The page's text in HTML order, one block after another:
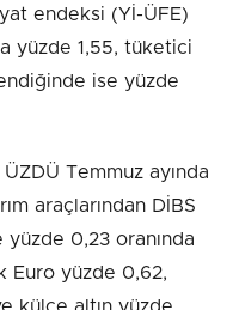
endeksi (Yİ-ÜFE)
yüzde 1,55, tüketici
ise yüzde
Temmuz ayında
araçlarından DİBS
yüzde 0,23 oranında
Euro yüzde 0,62,